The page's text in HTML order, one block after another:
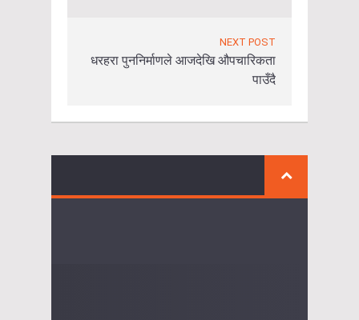
NEXT POST
धरहरा पुननिर्माणले आजदेखि औपचारिकता
पाउँदै